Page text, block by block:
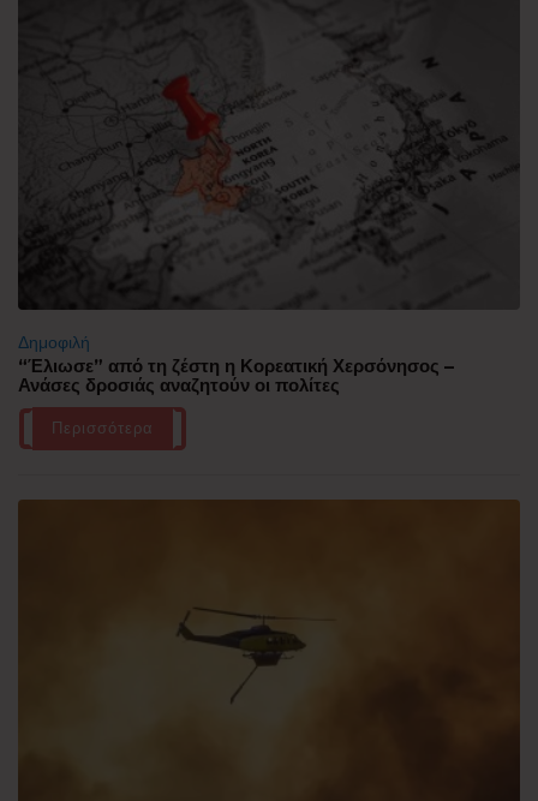
Δημοφιλή
“Έλιωσε” από τη ζέστη η Κορεατική Χερσόνησος –
Ανάσες δροσιάς αναζητούν οι πολίτες
Περισσότερα